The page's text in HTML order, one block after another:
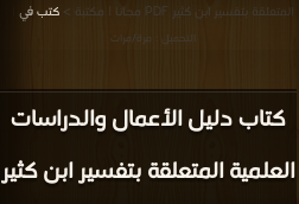
كتاب دليل الأعمال والدراسات
العلمية المتعلقة بتفسير ابن كثير
المتعلقة بتفسير ابن كثير PDF مجانا | مكتبة >
كتب في
التحميل : مرة/مرات